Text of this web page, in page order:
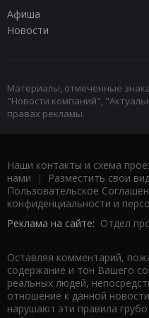
Афиша
Новости
Материалы, отмеченные
"Новости компаний",
правах рекламы.
Наши контакты и схема
нами | Разместить свои
Пользовательское
конфиденциальности и
Реклама на сайте: Отдел
Оставляя комментарий,
содержание и тон Вашего
реальных людей,
отношение к данной
нарушают эти правила